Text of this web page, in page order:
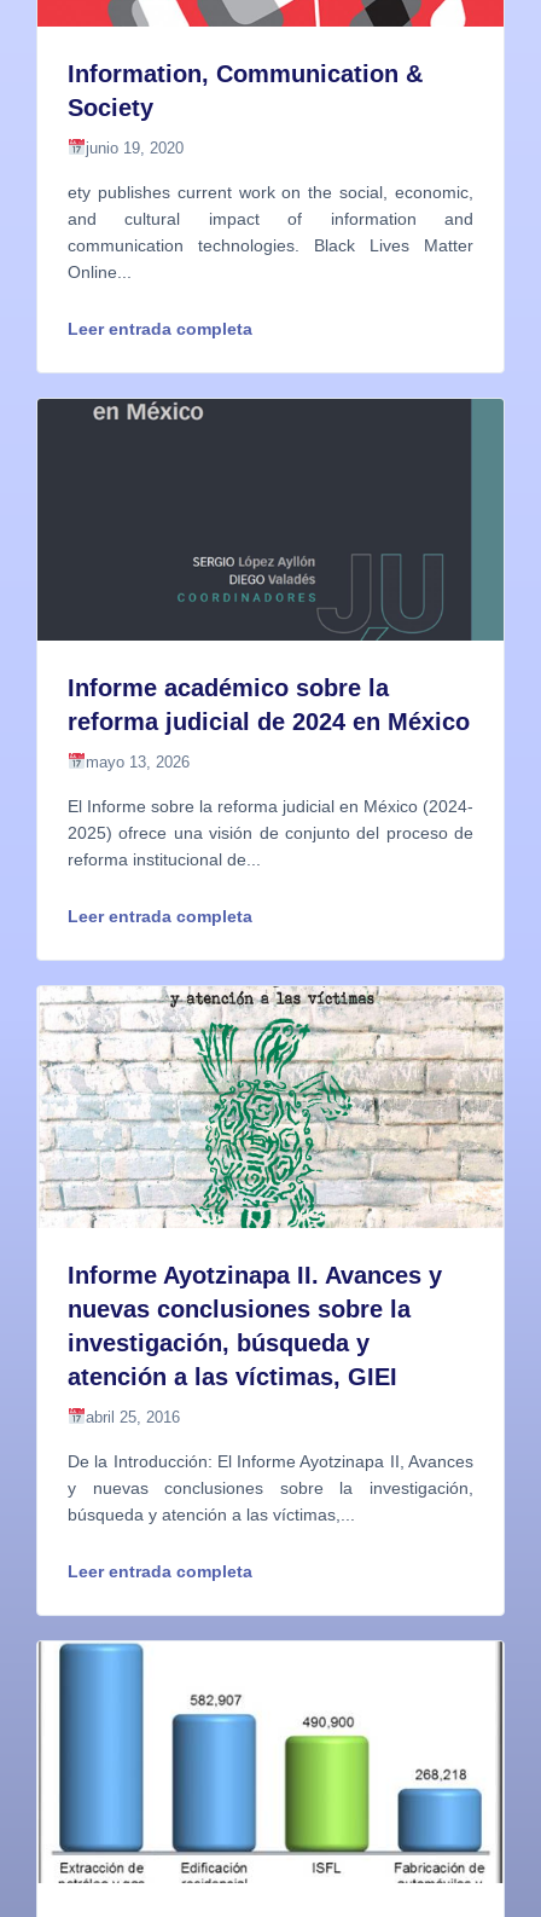
Information, Communication &
Society
junio 19, 2020
ety publishes current work on the social, economic,
and cultural impact of information and
communication technologies. Black Lives Matter
Online...
Leer entrada completa
Informe académico sobre la
reforma judicial de 2024 en México
mayo 13, 2026
El Informe sobre la reforma judicial en México (2024-
2025) ofrece una visión de conjunto del proceso de
reforma institucional de...
Leer entrada completa
Informe Ayotzinapa II. Avances y
nuevas conclusiones sobre la
investigación, búsqueda y
atención a las víctimas, GIEI
abril 25, 2016
De la Introducción: El Informe Ayotzinapa II, Avances
y nuevas conclusiones sobre la investigación,
búsqueda y atención a las víctimas,...
Leer entrada completa